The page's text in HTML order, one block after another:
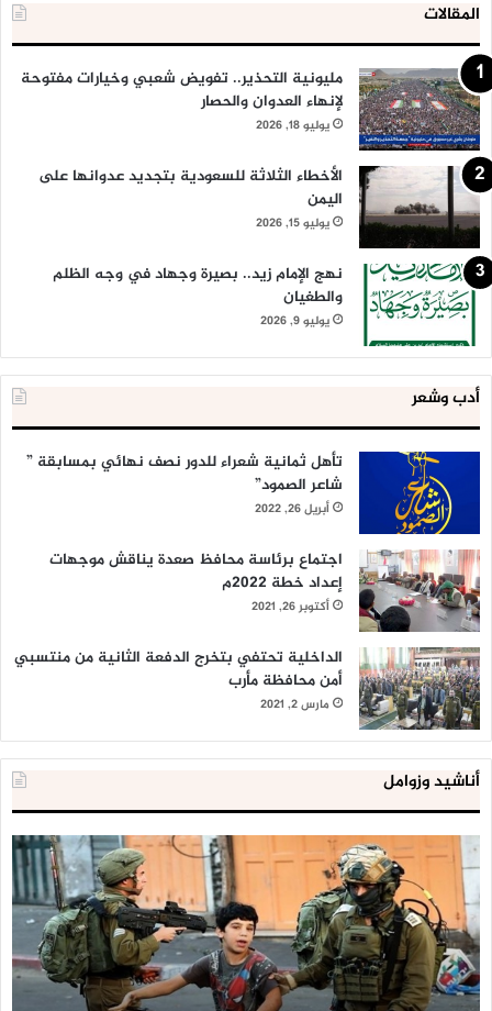
المقالات
مليونية التحذير.. تفويض شعبي وخيارات مفتوحة
لإنهاء العدوان والحصار
يوليو 18, 2026
الأخطاء الثلاثة للسعودية بتجديد عدوانها على
اليمن
يوليو 15, 2026
نهج الإمام زيد.. بصيرة وجهاد في وجه الظلم
والطغيان
يوليو 9, 2026
أدب وشعر
تأهل ثمانية شعراء للدور نصف نهائي بمسابقة ”
شاعر الصمود”
أبريل 26, 2022
اجتماع برئاسة محافظ صعدة يناقش موجهات
إعداد خطة 2022م
أكتوبر 26, 2021
الداخلية تحتفي بتخرج الدفعة الثانية من منتسبي
أمن محافظة مأرب
مارس 2, 2021
أناشيد وزوامل
العدو
الإسرائيلي
اعتقل
543
طفلا
فلسطينيا
خلال